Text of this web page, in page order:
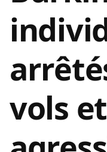
vols et